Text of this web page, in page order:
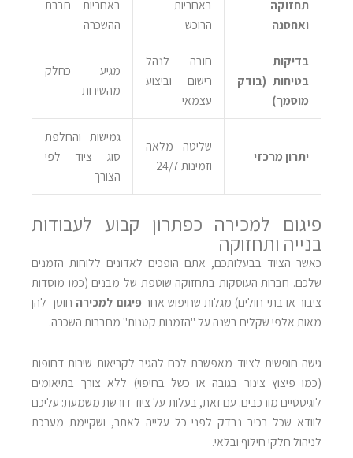
תחזוקה
ואחסנה
באחריות
הרוכש
באחריות חברת
ההשכרה
בדיקות
בטיחות (בודק
מוסמך)
חובה לנהל
רישום וביצוע
עצמאי
מגיע כחלק
מהשירות
יתרון מרכזי
שליטה מלאה
וזמינות 24/7
גמישות והחלפת
סוג ציוד לפי
הצורך
פיגום למכירה כפתרון קבוע לעבודות
בנייה ותחזוקה
כאשר הציוד בבעלותכם, אתם הופכים לאדונים ללוחות הזמנים
שלכם. חברות העוסקות בתחזוקה שוטפת של מבנים (כמו מוסדות
ציבור או בתי חולים) מגלות שחיפוש אחר פיגום למכירה חוסך להן
מאות אלפי שקלים בשנה על "הזמנות קטנות" מחברות השכרה.
גישה חופשית לציוד מאפשרת לכם להגיב לקריאות שירות דחופות
(כמו פיצוץ צינור בגובה או כשל בחיפוי) ללא צורך בתיאומים
לוגיסטיים מורכבים. עם זאת, בעלות על ציוד דורשת משמעת: עליכם
לוודא שכל רכיב נבדק לפני כל עלייה לאתר, ושקיימת מערכת
לניהול חלקי חילוף ובלאי.